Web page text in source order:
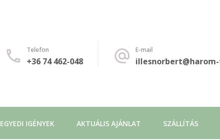
Telefon
+36 74 462-048
E-mail
EGYEDI IGÉNYEK AKTUÁLIS AJÁNLAT SZÁLLÍTÁS